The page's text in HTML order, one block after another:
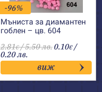
-96%
Мъниста за диамантен
гоблен – цв. 604
2.81€/ 5.50 лв.0.10€ /
0.20 лв.
виж